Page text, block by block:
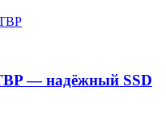
— надёжный SSD